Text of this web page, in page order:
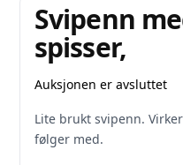
Svipenn
spisser,
Auksjonen er avsluttet
Lite brukt svipenn.
følger med.